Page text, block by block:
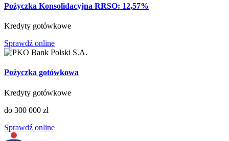
Pożyczka Konsolidacyjna RRSO: 12,57%
Kredyty gotówkowe
Sprawdź online
Pożyczka gotówkowa
Kredyty gotówkowe
do 300 000 zł
Sprawdź online